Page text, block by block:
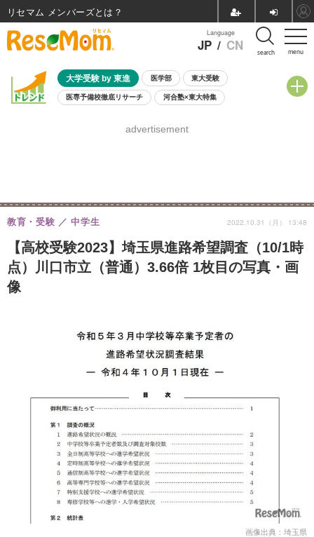
menu
Language
JP / CN search
大学受験 by 東進 医学部 東大受験
医専予備校徹底リサーチ 河合塾×東大特集
8月開催学校説明会・相談会
advertisement
【高校受験2023】埼玉県進路希望調査（10/1時
点）川口市立（普通）3.66倍 1枚目の写真・画
像
教育・受験 中学生 2022.10.31（月） 13:48
画像出典：埼玉県
リセマム メンバーズ